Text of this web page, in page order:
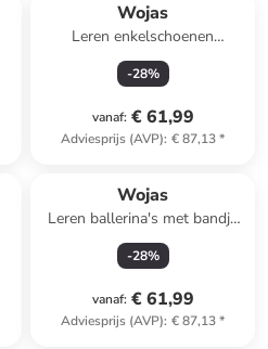
Wojas
Leren enkelschoenen
lichtbruin
-28%
vanaf: € 61,99
Adviesprijs (AVP): € 87,13*
Wojas
Leren ballerina's met bandje
bordeaux
-28%
vanaf: € 61,99
Adviesprijs (AVP): € 87,13*